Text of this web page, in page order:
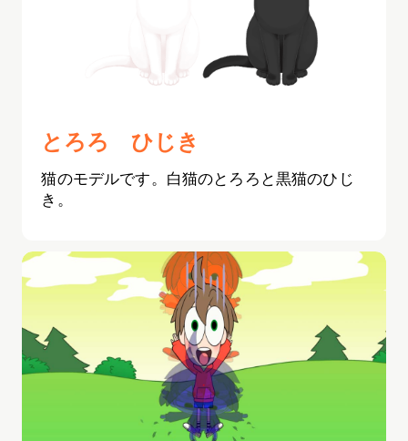
とろろ ひじき
猫のモデルです。白猫のとろろと黒猫のひじ
き。